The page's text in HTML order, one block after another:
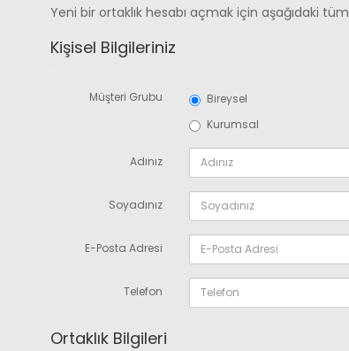
Yeni bir ortaklık hesabı açmak için aşağıdaki
Kişisel Bilgileriniz
Müşteri Grubu
Bireysel
Kurumsal
Adınız
Soyadınız
E-Posta Adresi
Telefon
Ortaklık Bilgileri